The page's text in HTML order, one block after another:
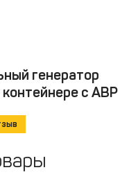
генератор
с АВР